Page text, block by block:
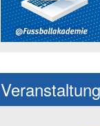
Social